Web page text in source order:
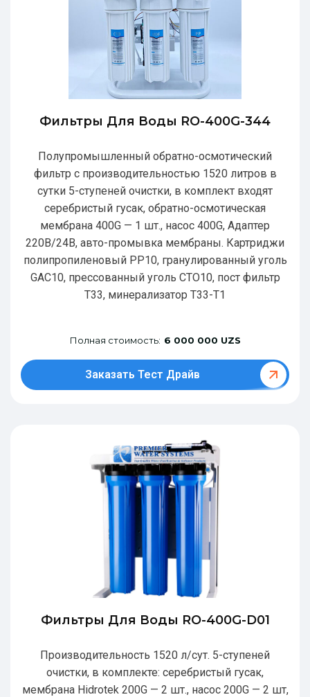
Фильтры Для Воды RO-400G-344
Полупромышленный обратно-осмотический
фильтр с производительностью 1520 литров в
сутки 5-ступеней очистки, в комплект входят
серебристый гусак, обратно-осмотическая
мембрана 400G — 1 шт., насос 400G, Адаптер
220В/24В, авто-промывка мембраны. Картриджи
полипропиленовый РР10, гранулированный уголь
GAC10, прессованный уголь CTO10, пост фильтр
T33, минерализатор Т33-Т1
Полная стоимость: 6 000 000 UZS
Заказать Тест Драйв
Фильтры Для Воды RO-400G-D01
Производительность 1520 л/сут. 5-ступеней
очистки, в комплекте: серебристый гусак,
мембрана Hidrotek 200G — 2 шт., насос 200G — 2 шт,